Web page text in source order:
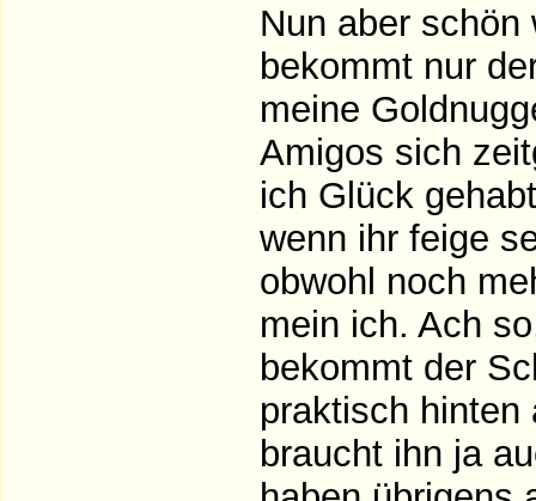
Nun aber
bekommt nur
meine
Amigos sich
ich Glück
wenn ihr feige
obwohl noch
mein ich. Ach
bekommt der
praktisch hinten
braucht ihn ja